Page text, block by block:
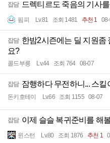
잡담 드렉티르도 죽음의 기사
핌피 Lv.81 조회 1481 추천 1
잡담 한밤2시즌에는 딜 지원좀
요?
콜드부릉 Lv.44 조회 764 08-07
잡담 잠행하다 무전하니... 스킬
돈키호테이 Lv.66 조회 1155 08-07
잡담 이제 슬슬 복귀준비를 해
윈스턴 Lv.80 조회 1876 추천 1